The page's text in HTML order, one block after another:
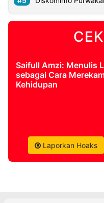
Saifull Amzi: Menulis
sebagai Cara
Kehidupan
Laporkan Hoaks